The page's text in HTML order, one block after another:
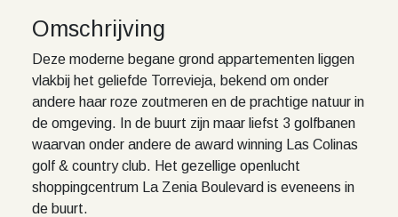
Omschrijving
Deze moderne begane grond appartementen liggen
vlakbij het geliefde Torrevieja, bekend om onder
andere haar roze zoutmeren en de prachtige natuur in
de omgeving. In de buurt zijn maar liefst 3 golfbanen
waarvan onder andere de award winning Las Colinas
golf & country club. Het gezellige openlucht
shoppingcentrum La Zenia Boulevard is eveneens in
de buurt.